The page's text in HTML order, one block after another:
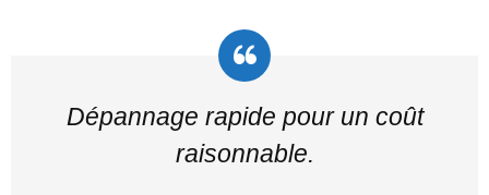
Dépannage rapide pour un coût
raisonnable.